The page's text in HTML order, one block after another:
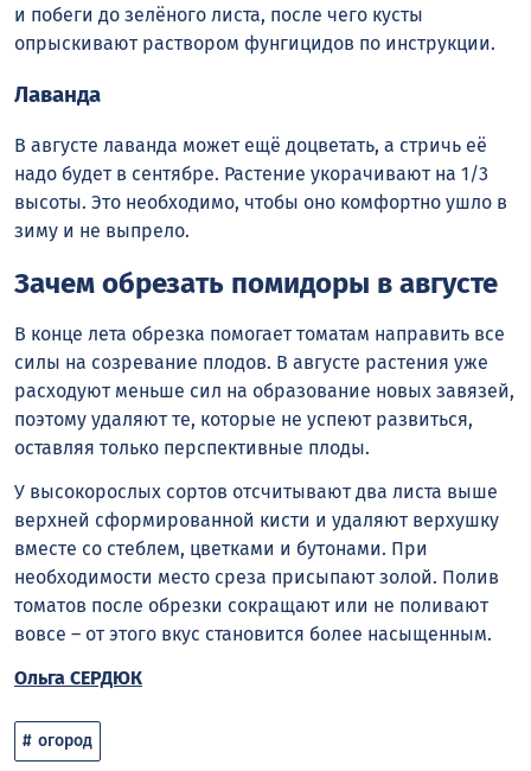
и побеги до зелёного листа, после чего кусты
опрыскивают раствором фунгицидов по инструкции.
Лаванда
В августе лаванда может ещё доцветать, а стричь её
надо будет в сентябре. Растение укорачивают на 1/3
высоты. Это необходимо, чтобы оно комфортно ушло в
зиму и не выпрело.
Зачем обрезать помидоры в августе
В конце лета обрезка помогает томатам направить все
силы на созревание плодов. В августе растения уже
расходуют меньше сил на образование новых завязей,
поэтому удаляют те, которые не успеют развиться,
оставляя только перспективные плоды.
У высокорослых сортов отсчитывают два листа выше
верхней сформированной кисти и удаляют верхушку
вместе со стеблем, цветками и бутонами. При
необходимости место среза присыпают золой. Полив
томатов после обрезки сокращают или не поливают
вовсе – от этого вкус становится более насыщенным.
Ольга СЕРДЮК
огород